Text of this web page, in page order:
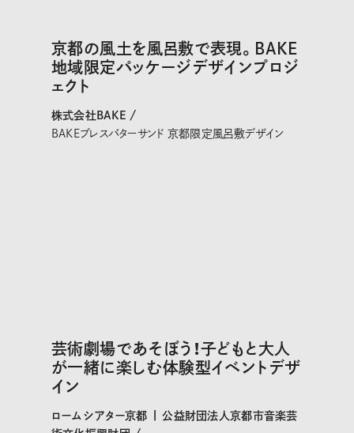
京都の風土を風呂敷で表現。BAKE
地域限定パッケージデザインプロジ
ェクト
株式会社BAKE /
BAKEプレスバターサンド 京都限定風呂敷デザイン
芸術劇場であそぼう！子どもと大人
が一緒に楽しむ体験型イベントデザ
イン
ロームシアター京都 | 公益財団法人京都市音楽芸